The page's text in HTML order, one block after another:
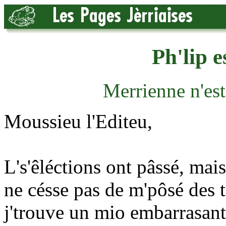
Ph'lip
Merrienne
Moussieu l'Editeu,
L's'êléctions ont pâssé,
ne césse pas de m'pôsé
j'trouve un mio